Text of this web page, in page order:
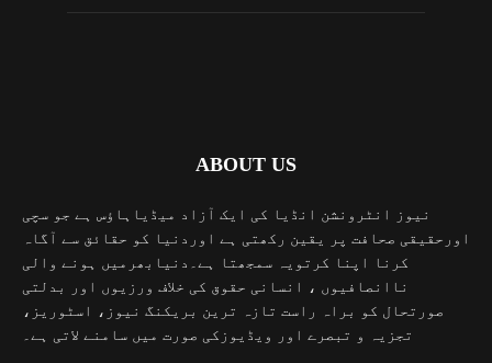
ABOUT US
نیوز انٹرونشن انڈیا کی ایک آزاد میڈیاہاؤس ہے جو سچی
اورحقیقی صحافت پر یقین رکھتی ہے اوردنیا کو حقائق سے آگاہ
کرنا اپنا کرتویہ سمجھتا ہے۔دنیابھرمیں ہونے والی
ناانصافیوں ، انسانی حقوق کی خلاف ورزیوں اور بدلتی
صورتحال کو براہ راست تازہ ترین بریکنگ نیوز، اسٹوریز،
تجزیہ و تبصرے اور ویڈیوزکی صورت میں سامنے لاتی ہے۔